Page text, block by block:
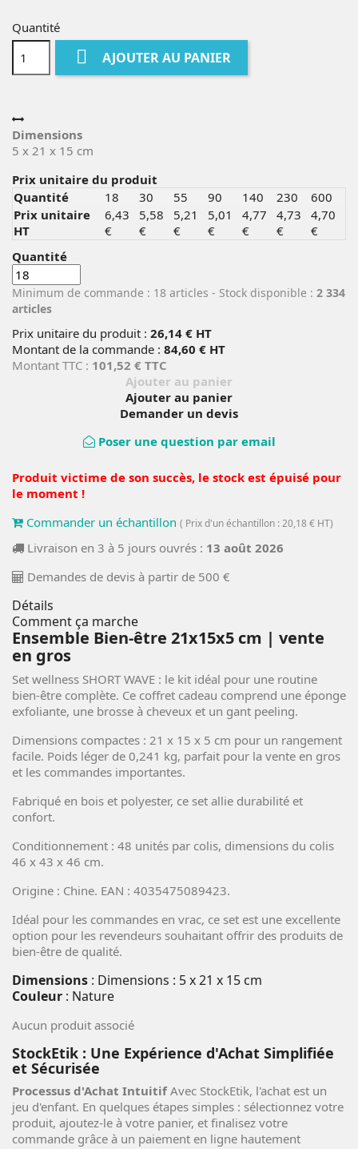
Quantité
 AJOUTER AU PANIER
Dimensions
5 x 21 x 15 cm
Prix unitaire du produit
Quantité
18 30 55 90 140 230
600
Prix unitaire
HT
6,43
€
5,58
€
5,21
€
5,01
€
4,77
€
4,73
€
4,70
€
Quantité
Minimum de commande : 18 articles - Stock disponible : 2 334
articles
Prix unitaire du produit : 26,14 € HT
Montant de la commande : 84,60 € HT
Montant TTC : 101,52 € TTC
Ajouter au panier
Ajouter au panier
Demander un devis
Poser une question par email
Produit victime de son succès, le stock est épuisé pour
le moment !
Commander un échantillon ( Prix d'un échantillon : 20,18 € HT)
Livraison en 3 à 5 jours ouvrés : 13 août 2026
Demandes de devis à partir de 500 €
Détails
Comment ça marche
Ensemble Bien-être 21x15x5 cm | vente
en gros
Set wellness SHORT WAVE : le kit idéal pour une routine
bien-être complète. Ce coffret cadeau comprend une éponge
exfoliante, une brosse à cheveux et un gant peeling.
Dimensions compactes : 21 x 15 x 5 cm pour un rangement
facile. Poids léger de 0,241 kg, parfait pour la vente en gros
et les commandes importantes.
Fabriqué en bois et polyester, ce set allie durabilité et
confort.
Conditionnement : 48 unités par colis, dimensions du colis
46 x 43 x 46 cm.
Origine : Chine. EAN : 4035475089423.
Idéal pour les commandes en vrac, ce set est une excellente
option pour les revendeurs souhaitant offrir des produits de
bien-être de qualité.
Dimensions : Dimensions : 5 x 21 x 15 cm
Couleur : Nature
Aucun produit associé
StockEtik : Une Expérience d'Achat Simplifiée
et Sécurisée
Processus d'Achat IntuitifAvec StockEtik, l'achat est un
jeu d'enfant. En quelques étapes simples : sélectionnez votre
produit, ajoutez-le à votre panier, et finalisez votre
commande grâce à un paiement en ligne hautement